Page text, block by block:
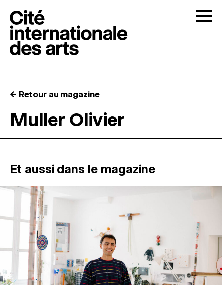
RÉSIDENCES ↓
ATELIERS OUVERTS
PROGRAMMATION
MAGAZINE
ESPACES DE PRATIQUE ARTISTIQUE ↓
← Retour au magazine
Muller Olivier
Et aussi dans le magazine